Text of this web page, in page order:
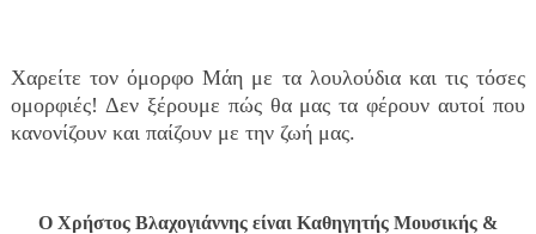
Χαρείτε τον όμορφο Μάη με τα λουλούδια και τις τόσες
ομορφιές! Δεν ξέρουμε πώς θα μας τα φέρουν αυτοί που
κανονίζουν και παίζουν με την ζωή μας.
Ο Χρήστος Βλαχογιάννης είναι Καθηγητής Μουσικής &